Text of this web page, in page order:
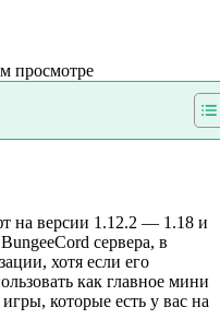
просмотре
на версии 1.12.2 — 1.18 и
сервера, в
хотя если его
как главное мини
которые есть у вас на